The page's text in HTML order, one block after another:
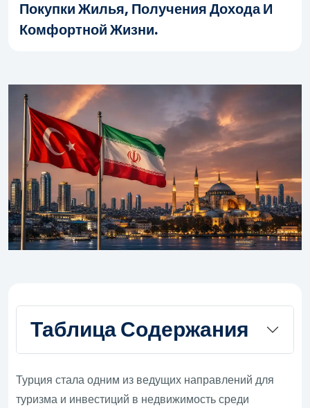
Покупки Жилья, Получения Дохода И
Комфортной Жизни.
Таблица Содержания
Турция стала одним из ведущих направлений для
туризма и инвестиций в недвижимость среди